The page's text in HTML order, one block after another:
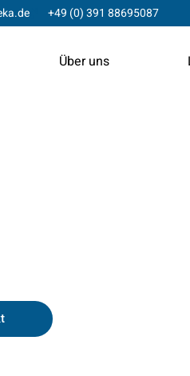
+49 (0) 391 88695087
Über uns